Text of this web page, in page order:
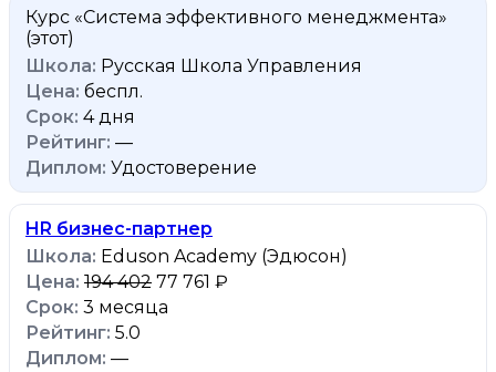
Курс «Система эффективного менеджмента»
(этот)
Русская Школа Управления
беспл.
4 дня
—
Удостоверение
HR бизнес-партнер
Eduson Academy (Эдюсон)
194 402 77 761 ₽
3 месяца
5.0
—